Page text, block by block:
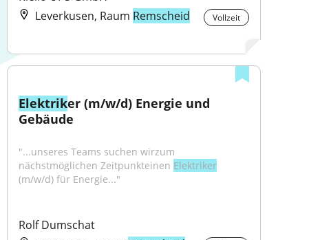
Leverkusen, Raum Remscheid Vollzeit
Elektriker (m/w/d) Energie und
Gebäude
"...unseres Teams suchen wirzum
nächstmöglichen Zeitpunkteinen Elektriker
(m/w/d) für Energie..."
Rolf Dumschat